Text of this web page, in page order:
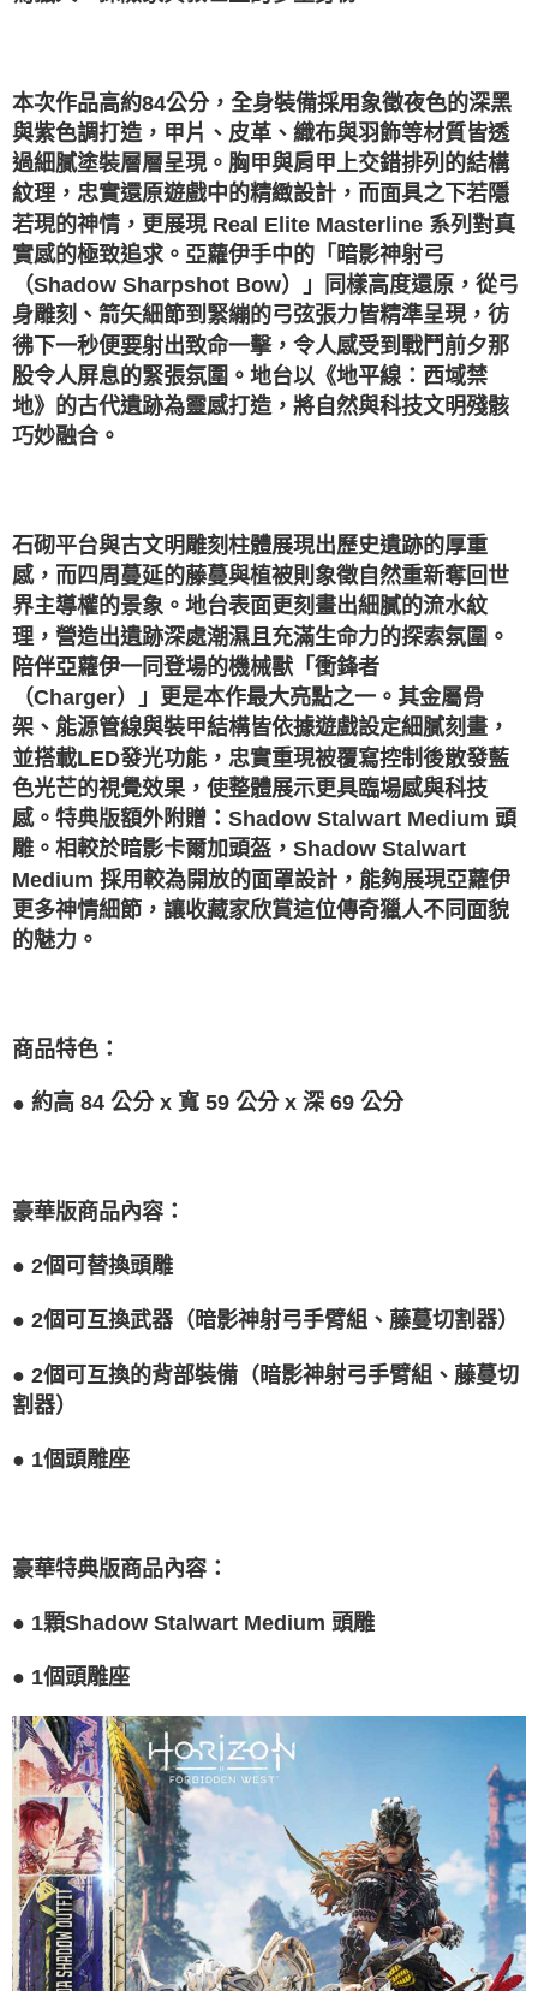
本次作品高約84公分，全身裝備採用象徵夜色的深黑
與紫色調打造，甲片、皮革、織布與羽飾等材質皆透
過細膩塗裝層層呈現。胸甲與肩甲上交錯排列的結構
紋理，忠實還原遊戲中的精緻設計，而面具之下若隱
若現的神情，更展現 Real Elite Masterline 系列對真
實感的極致追求。亞蘿伊手中的「暗影神射弓
（Shadow Sharpshot Bow）」同樣高度還原，從弓
身雕刻、箭矢細節到緊繃的弓弦張力皆精準呈現，彷
彿下一秒便要射出致命一擊，令人感受到戰鬥前夕那
股令人屏息的緊張氛圍。地台以《地平線：西域禁
地》的古代遺跡為靈感打造，將自然與科技文明殘骸
巧妙融合。
石砌平台與古文明雕刻柱體展現出歷史遺跡的厚重
感，而四周蔓延的藤蔓與植被則象徵自然重新奪回世
界主導權的景象。地台表面更刻畫出細膩的流水紋
理，營造出遺跡深處潮濕且充滿生命力的探索氛圍。
陪伴亞蘿伊一同登場的機械獸「衝鋒者
（Charger）」更是本作最大亮點之一。其金屬骨
架、能源管線與裝甲結構皆依據遊戲設定細膩刻畫，
並搭載LED發光功能，忠實重現被覆寫控制後散發藍
色光芒的視覺效果，使整體展示更具臨場感與科技
感。特典版額外附贈：Shadow Stalwart Medium 頭
雕。相較於暗影卡爾加頭盔，Shadow Stalwart
Medium 採用較為開放的面罩設計，能夠展現亞蘿伊
更多神情細節，讓收藏家欣賞這位傳奇獵人不同面貌
的魅力。
商品特色 ：
● 約高 84 公分 x 寬 59 公分 x 深 69 公分
豪華版商品內容：
● 2個可替換頭雕
● 2個可互換武器（暗影神射弓手臂組、藤蔓切割器）
● 2個可互換的背部裝備（暗影神射弓手臂組、藤蔓切
割器）
● 1個頭雕座
豪華特典版商品內容：
● 1顆Shadow Stalwart Medium 頭雕
● 1個頭雕座